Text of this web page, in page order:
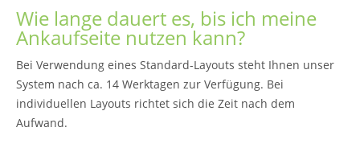
Wie lange dauert es, bis ich meine
Ankaufseite nutzen kann?
Bei Verwendung eines Standard-Layouts steht Ihnen unser
System nach ca. 14 Werktagen zur Verfügung. Bei
individuellen Layouts richtet sich die Zeit nach dem
Aufwand.